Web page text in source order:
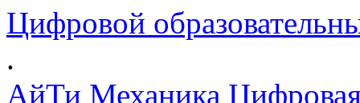
Цифровой
.
АйТи Механика